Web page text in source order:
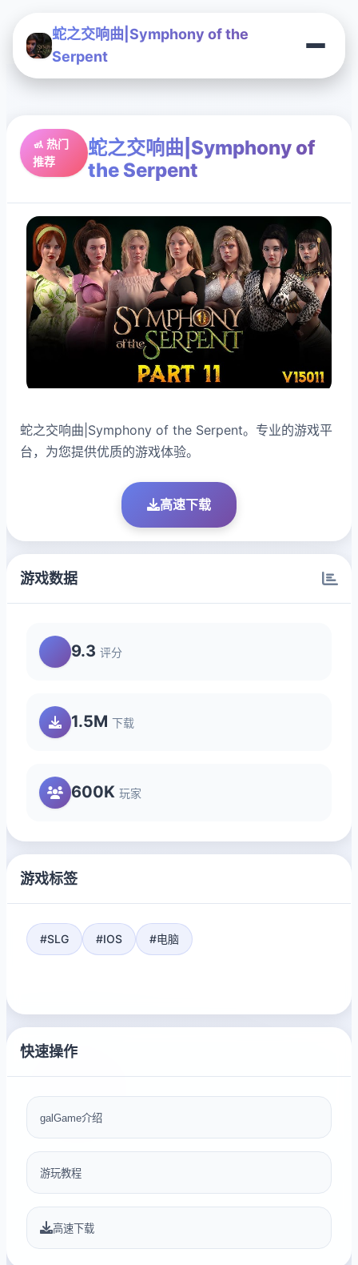
蛇之交响曲|Symphony of the
Serpent
🚮 热门
推荐
蛇之交响曲|Symphony of
the Serpent
蛇之交响曲|Symphony of the Serpent。专业的游戏平
台，为您提供优质的游戏体验。
高速下载
游戏数据
9.3 评分
1.5M 下载
600K 玩家
游戏标签
#SLG #IOS #电脑
快速操作
galGame介绍
游玩教程
高速下载